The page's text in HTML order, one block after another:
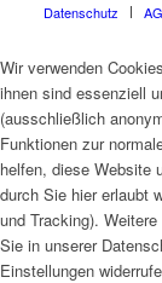
Datenschutz
Wir verwenden
ihnen sind essenziell
(ausschließlich
Funktionen zur
helfen, diese Website
durch Sie hier erlaubt
und Tracking).
Sie in unserer
Einstellungen